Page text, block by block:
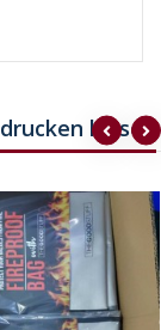
lassen